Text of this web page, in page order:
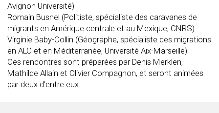
Avignon Université)
Romain Busnel (Politiste, spécialiste des caravanes de
migrants en Amérique centrale et au Mexique, CNRS)
Virginie Baby-Collin (Géographe, spécialiste des migrations
en ALC et en Méditerranée, Université Aix-Marseille)
Ces rencontres sont préparées par Denis Merklen,
Mathilde Allain et Olivier Compagnon, et seront animées
par deux d’entre eux.